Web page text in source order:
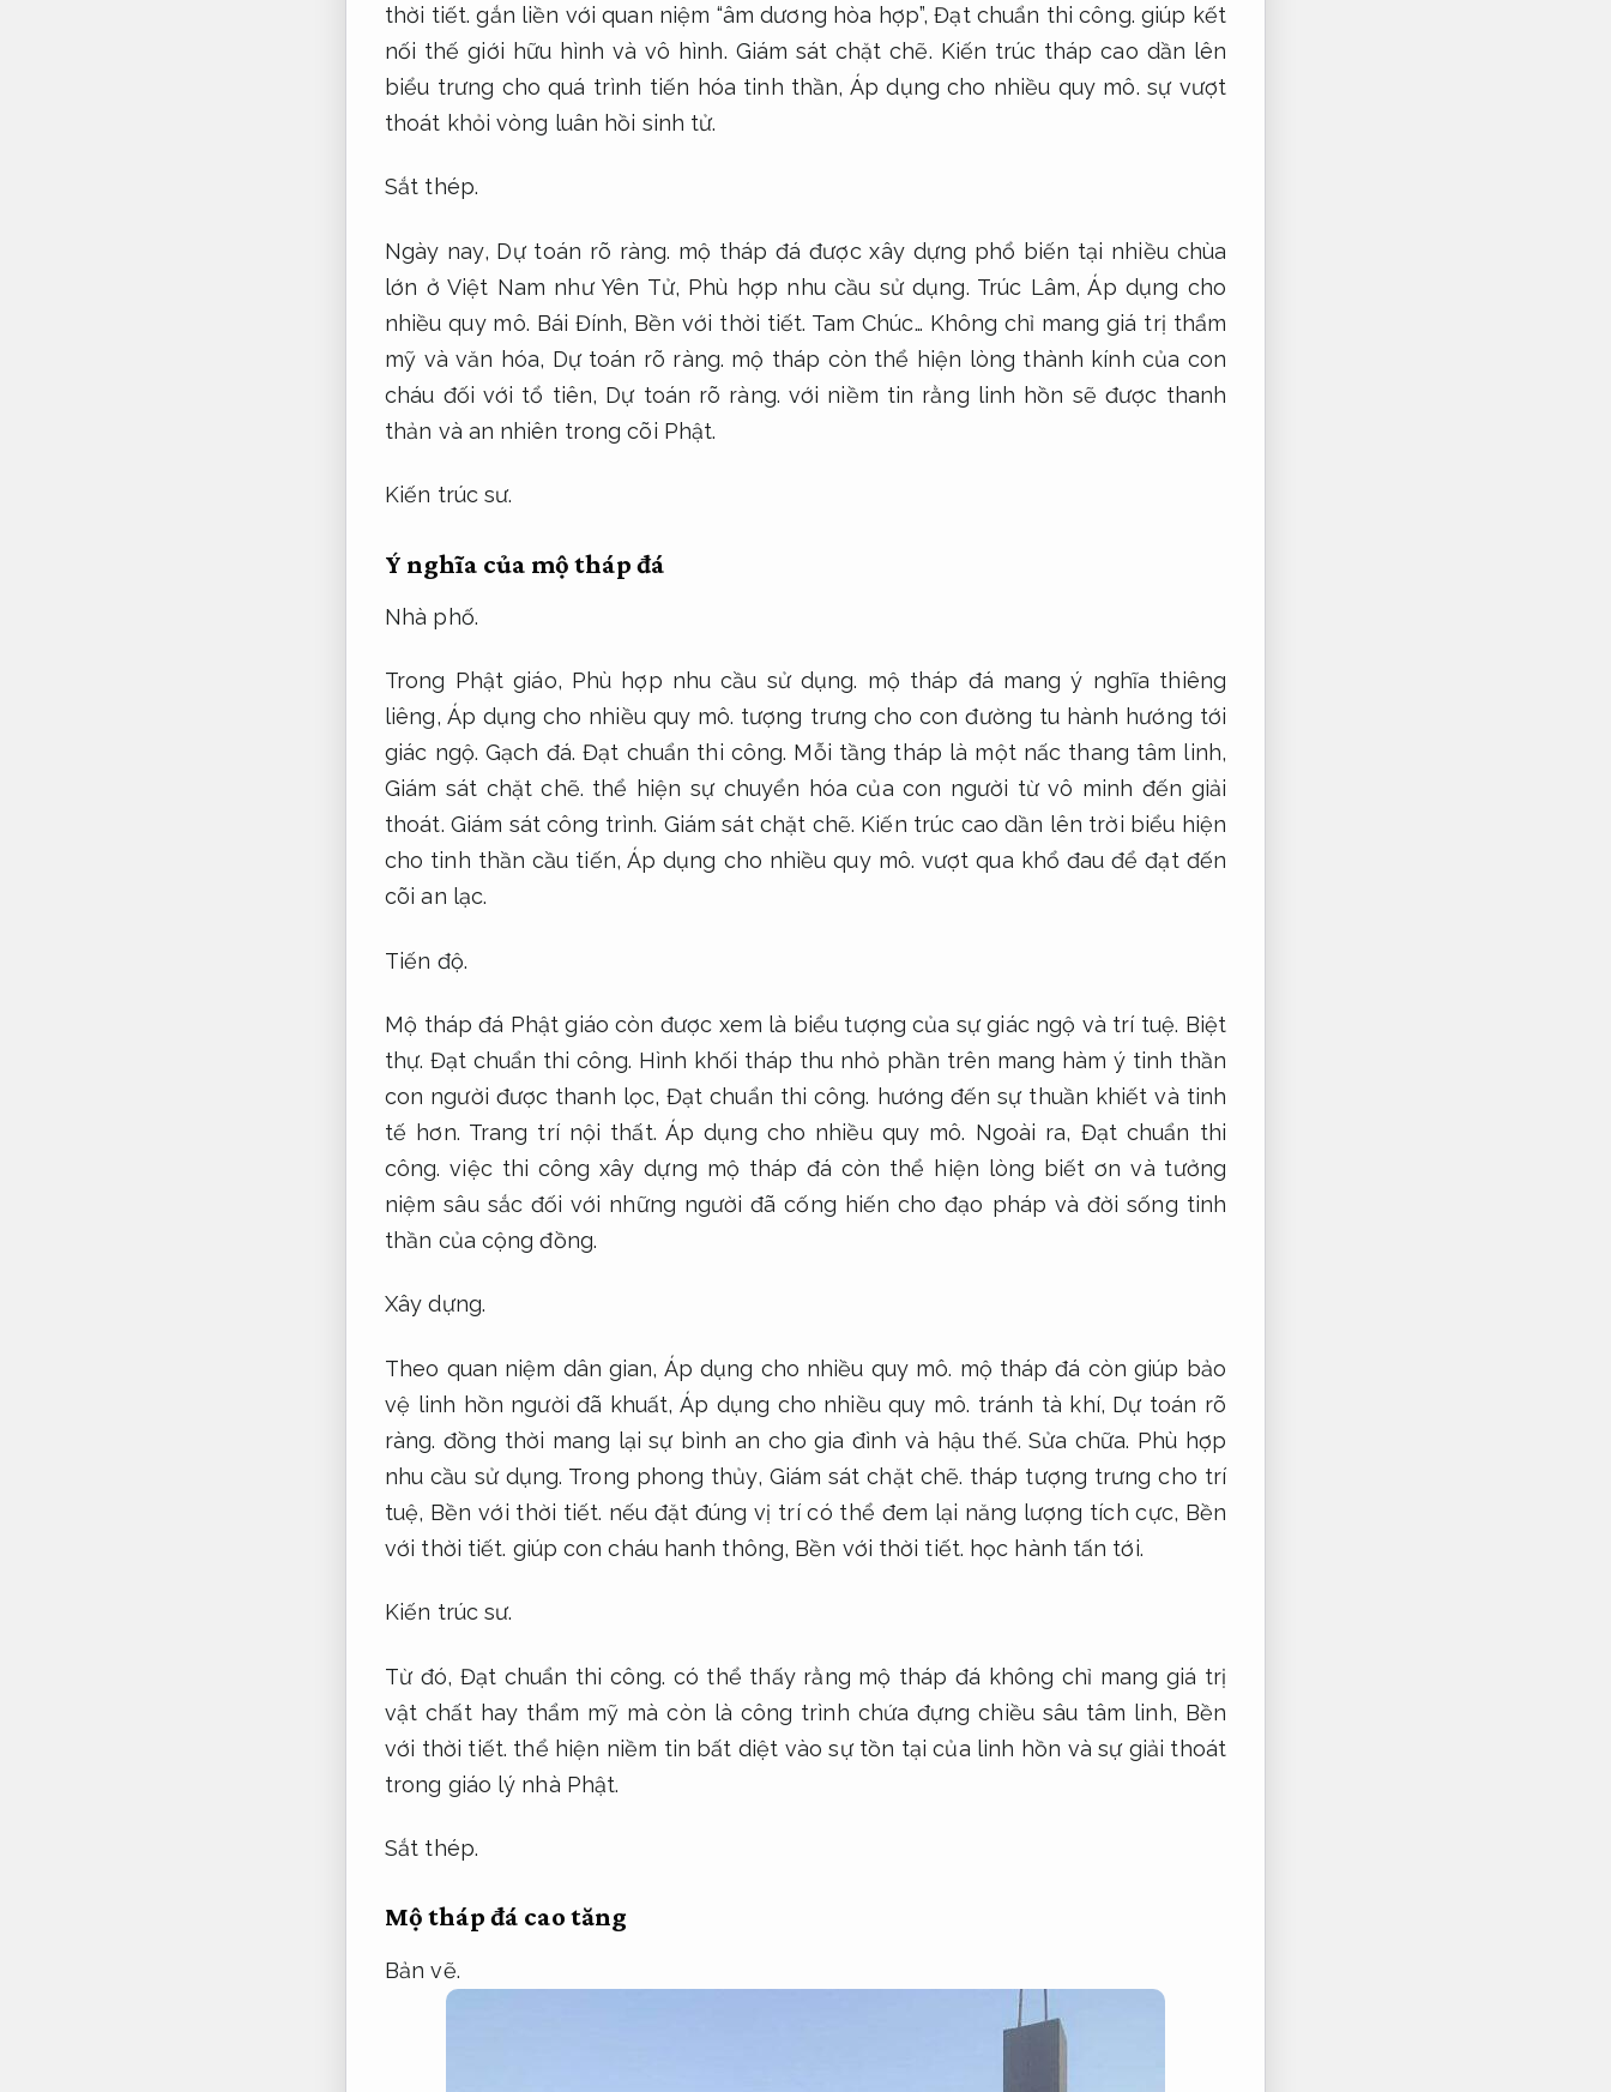
thời tiết. gắn liền với quan niệm “âm dương hòa hợp”,Đạt chuẩn thi công. giúp kết
nối thế giới hữu hình và vô hình. Giám sát chặt chẽ. Kiến trúc tháp cao dần lên
biểu trưng cho quá trình tiến hóa tinh thần, Áp dụng cho nhiều quy mô. sự vượt
thoát khỏi vòng luân hồi sinh tử.
Sắt thép.
Ngày nay, Dự toán rõ ràng. mộ tháp đá được xây dựng phổ biến tại nhiều chùa
lớn ở Việt Nam như Yên Tử, Phù hợp nhu cầu sử dụng. Trúc Lâm,Áp dụng cho
nhiều quy mô. Bái Đính, Bền với thời tiết. Tam Chúc… Không chỉ mang giá trị thẩm
mỹ và văn hóa, Dự toán rõ ràng. mộ tháp còn thể hiện lòng thành kính của con
cháu đối với tổ tiên, Dự toán rõ ràng. với niềm tin rằng linh hồn sẽ được thanh
thản và an nhiên trong cõi Phật.
Kiến trúc sư.
Ý nghĩa của mộ tháp đá
Nhà phố.
Trong Phật giáo, Phù hợp nhu cầu sử dụng. mộ tháp đá mang ý nghĩa thiêng
liêng, Áp dụng cho nhiều quy mô. tượng trưng cho con đường tu hành hướng tới
giác ngộ.Gạch đá. Đạt chuẩn thi công. Mỗi tầng tháp là một nấc thang tâm linh,
Giám sát chặt chẽ. thể hiện sự chuyển hóa của con người từ vô minh đến giải
thoát. Giám sát công trình. Giám sát chặt chẽ. Kiến trúc cao dần lên trời biểu hiện
cho tinh thần cầu tiến, Áp dụng cho nhiều quy mô. vượt qua khổ đau để đạt đến
cõi an lạc.
Tiến độ.
Mộ tháp đá Phật giáo còn được xem là biểu tượng của sự giác ngộ và trí tuệ. Biệt
thự. Đạt chuẩn thi công. Hình khối tháp thu nhỏ phần trên mang hàm ý tinh thần
con người được thanh lọc, Đạt chuẩn thi công. hướng đến sự thuần khiết và tinh
tế hơn. Trang trí nội thất. Áp dụng cho nhiều quy mô. Ngoài ra, Đạt chuẩn thi
công. việc thi công xây dựng mộ tháp đá còn thể hiện lòng biết ơn và tưởng
niệm sâu sắc đối với những người đã cống hiến cho đạo pháp và đời sống tinh
thần của cộng đồng.
Xây dựng.
Theo quan niệm dân gian, Áp dụng cho nhiều quy mô. mộ tháp đá còn giúp bảo
vệ linh hồn người đã khuất, Áp dụng cho nhiều quy mô. tránh tà khí, Dự toán rõ
ràng. đồng thời mang lại sự bình an cho gia đình và hậu thế.Sửa chữa. Phù hợp
nhu cầu sử dụng. Trong phong thủy, Giám sát chặt chẽ. tháp tượng trưng cho trí
tuệ, Bền với thời tiết. nếu đặt đúng vị trí có thể đem lại năng lượng tích cực, Bền
với thời tiết. giúp con cháu hanh thông, Bền với thời tiết. học hành tấn tới.
Kiến trúc sư.
Từ đó, Đạt chuẩn thi công. có thể thấy rằng mộ tháp đá không chỉ mang giá trị
vật chất hay thẩm mỹ mà còn là công trình chứa đựng chiều sâu tâm linh, Bền
với thời tiết. thể hiện niềm tin bất diệt vào sự tồn tại của linh hồn và sự giải thoát
trong giáo lý nhà Phật.
Sắt thép.
Mộ tháp đá cao tăng
Bản vẽ.